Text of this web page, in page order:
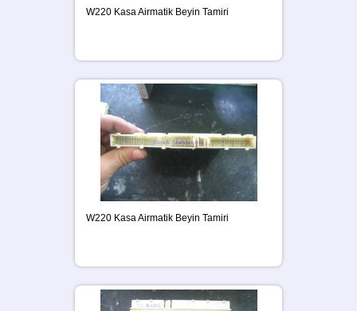
W220 Kasa Airmatik Beyin Tamiri
W220 Kasa Airmatik Beyin Tamiri